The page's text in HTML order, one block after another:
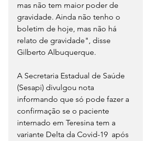
mas não tem maior poder de
gravidade. Ainda não tenho o
boletim de hoje, mas não há
relato de gravidade", disse
Gilberto Albuquerque.
A Secretaria Estadual de Saúde
(Sesapi) divulgou nota
informando que só pode fazer a
confirmação se o paciente
internado em Teresina tem a
variante Delta da Covid-19  após